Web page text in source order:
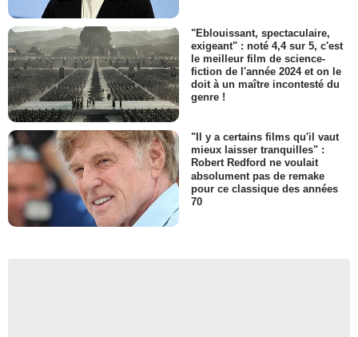
"Eblouissant, spectaculaire,
exigeant" : noté 4,4 sur 5, c'est
le meilleur film de science-
fiction de l'année 2024 et on le
doit à un maître incontesté du
genre !
"Il y a certains films qu'il vaut
mieux laisser tranquilles" :
Robert Redford ne voulait
absolument pas de remake
pour ce classique des années
70